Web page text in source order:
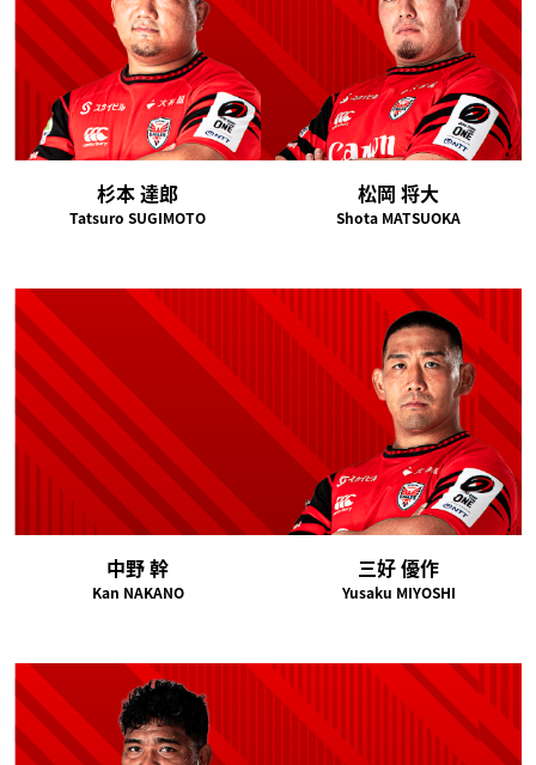
杉本 達郎
Tatsuro SUGIMOTO
松岡 将大
Shota MATSUOKA
中野 幹
Kan NAKANO
三好 優作
Yusaku MIYOSHI